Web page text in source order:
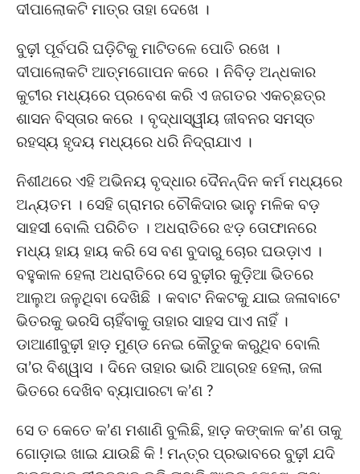
ଦୀପାଲୋକଟି ମାତ୍ର ତାହା ଦେଖେ ।
ବୁଢ଼ୀ ପୂର୍ବପରି ଘଡ଼ିଟିକୁ ମାଟିତଳେ ପୋତି ରଖେ ।
ଦୀପାଲୋକଟି ଆତ୍ମଗୋପନ କରେ । ନିବିଡ଼ ଅନ୍ଧକାର
କୁଟୀର ମଧ୍ୟରେ ପ୍ରବେଶ କରି ଏ ଜଗତର ଏକଚ୍ଛତ୍ର
ଶାସନ ବିସ୍ତାର କରେ । ବୃଦ୍ଧାସ୍ୱୀୟ ଜୀବନର ସମସ୍ତ
ରହସ୍ୟ ହୃଦୟ ମଧ୍ୟରେ ଧରି ନିଦ୍ରାଯାଏ ।
ନିଶୀଥରେ ଏହି ଅଭିନୟ ବୃଦ୍ଧାର ଦୈନନ୍ଦିନ କର୍ମ ମଧ୍ୟରେ
ଅନ୍ୟତମ । ସେହି ଗ୍ରାମର ଚୌକିଦାର ଭାନୁ ମଳିକ ବଡ଼
ସାହସୀ ବୋଲି ପରିଚିତ । ଅଧରାତିରେ ଝଡ଼ ତୋଫାନରେ
ମଧ୍ୟ ହାୟ ହାୟ କରି ସେ ବଣ ବୁଦାରୁ ଚୋର ଘଉଡ଼ାଏ ।
ବହୁକାଳ ହେଲା ଅଧରାତିରେ ସେ ବୁଢ଼ୀର କୁଡ଼ିଆ ଭିତରେ
ଆଲୁଅ ଜଳୁଥିବା ଦେଖିଛି । କବାଟ ନିକଟକୁ ଯାଇ ଜଳାବାଟେ
ଭିତରକୁ ଭରସି ଚାହିଁବାକୁ ତାହାର ସାହସ ପାଏ ନାହିଁ ।
ଡାଆଣୀବୁଢ଼ୀ ହାଡ଼ ମୁଣ୍ଡ ନେଇ କୌତୁକ କରୁଥିବ ବୋଲି
ତା’ର ବିଶ୍ୱାସ । ଦିନେ ତାହାର ଭାରି ଆଗ୍ରହ ହେଲା, ଜଳା
ଭିତରେ ଦେଖିବ ବ୍ୟାପାରଟା କ’ଣ ?
ସେ ତ କେତେ କ’ଣ ମଶାଣି ବୁଲିଛି, ହାଡ଼ କଙ୍କାଳ କ’ଣ ତାକୁ
ଗୋଡ଼ାଇ ଖାଇ ଯାଉଛି କି ! ମନ୍ତ୍ର ପ୍ରଭାବରେ ବୁଢ଼ୀ ଯଦି